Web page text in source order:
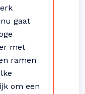
gaat
met
ramen
om een